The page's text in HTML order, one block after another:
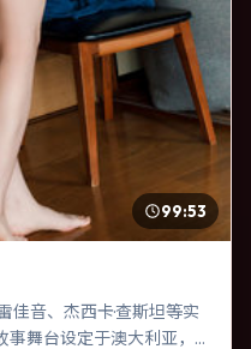
99:53
佳音、杰西卡·查斯坦等实
舞台设定于澳大利亚，